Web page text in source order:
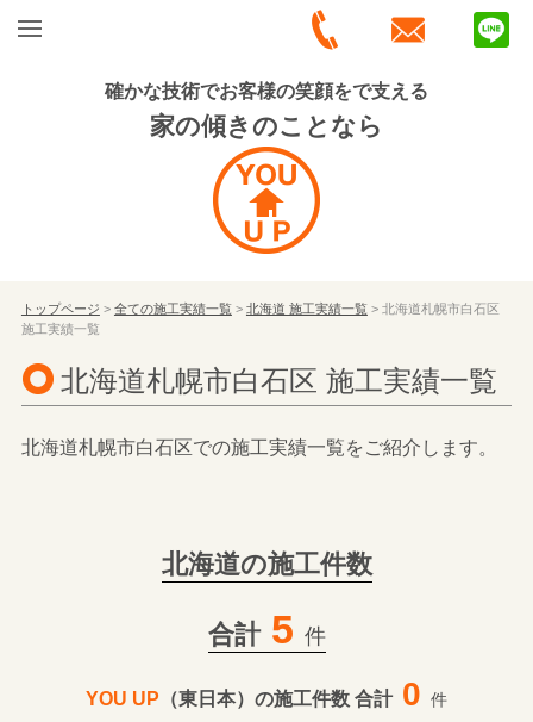
確かな技術でお客様の笑顔をで支える
家の傾きのことなら
トップページ > 全ての施工実績一覧> 北海道 施工実績一覧> 北海道札幌市白石区
施工実績一覧
北海道札幌市白石区 施工実績一覧
北海道札幌市白石区での施工実績一覧をご紹介します。
北海道の施工件数
合計 5 件
YOU UP （東日本）の施工件数 合計 0 件